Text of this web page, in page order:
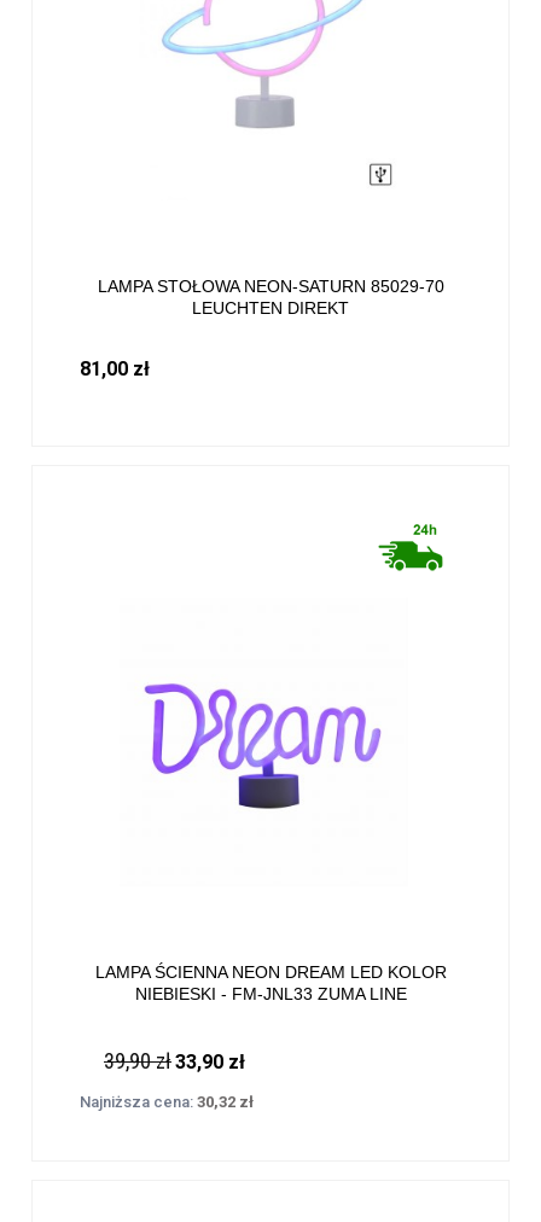
LAMPA STOŁOWA NEON-SATURN 85029-70
LEUCHTEN DIREKT
81,00 zł
LAMPA ŚCIENNA NEON DREAM LED KOLOR
NIEBIESKI - FM-JNL33 ZUMA LINE
39,90 zł33,90 zł
Najniższa cena: 30,32 zł